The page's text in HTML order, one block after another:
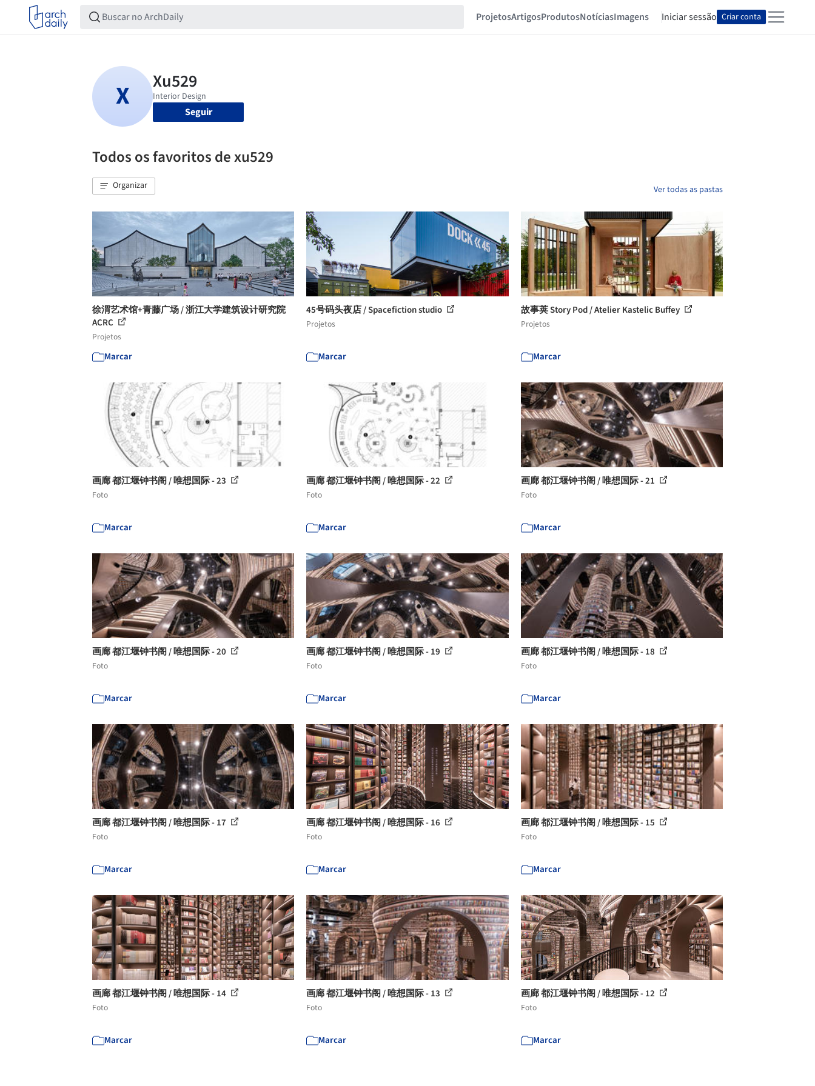
ProjetosArtigosProdutosNotíciasImagens Iniciar sessão Criar conta
Seguir
Todos os favoritos de xu529
Organizar Ver todas as pastas
徐渭艺术馆+青藤广场 / 浙江大学建筑设计研究院
ACRC
Projetos
Marcar
45号码头夜店 / Spacefiction studio
Projetos
Marcar
故事荚 Story Pod / Atelier Kastelic Buffey
Projetos
Marcar
画廊 都江堰钟书阁 / 唯想国际 - 23
Foto
Marcar
画廊 都江堰钟书阁 / 唯想国际 - 22
Foto
Marcar
画廊 都江堰钟书阁 / 唯想国际 - 21
Foto
Marcar
画廊 都江堰钟书阁 / 唯想国际 - 20
Foto
Marcar
画廊 都江堰钟书阁 / 唯想国际 - 19
Foto
Marcar
画廊 都江堰钟书阁 / 唯想国际 - 18
Foto
Marcar
画廊 都江堰钟书阁 / 唯想国际 - 17
Foto
Marcar
画廊 都江堰钟书阁 / 唯想国际 - 16
Foto
Marcar
画廊 都江堰钟书阁 / 唯想国际 - 15
Foto
Marcar
画廊 都江堰钟书阁 / 唯想国际 - 14
Foto
Marcar
画廊 都江堰钟书阁 / 唯想国际 - 13
Foto
Marcar
画廊 都江堰钟书阁 / 唯想国际 - 12
Foto
Marcar